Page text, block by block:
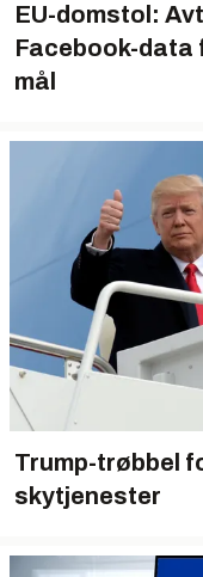
EU-domstol:
Facebook-data
mål
Trump-trøbbel
skytjenester